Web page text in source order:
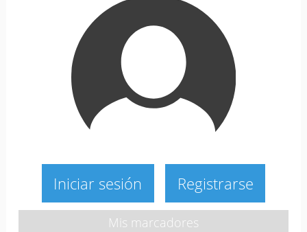
Iniciar sesión Registrarse
Mis marcadores